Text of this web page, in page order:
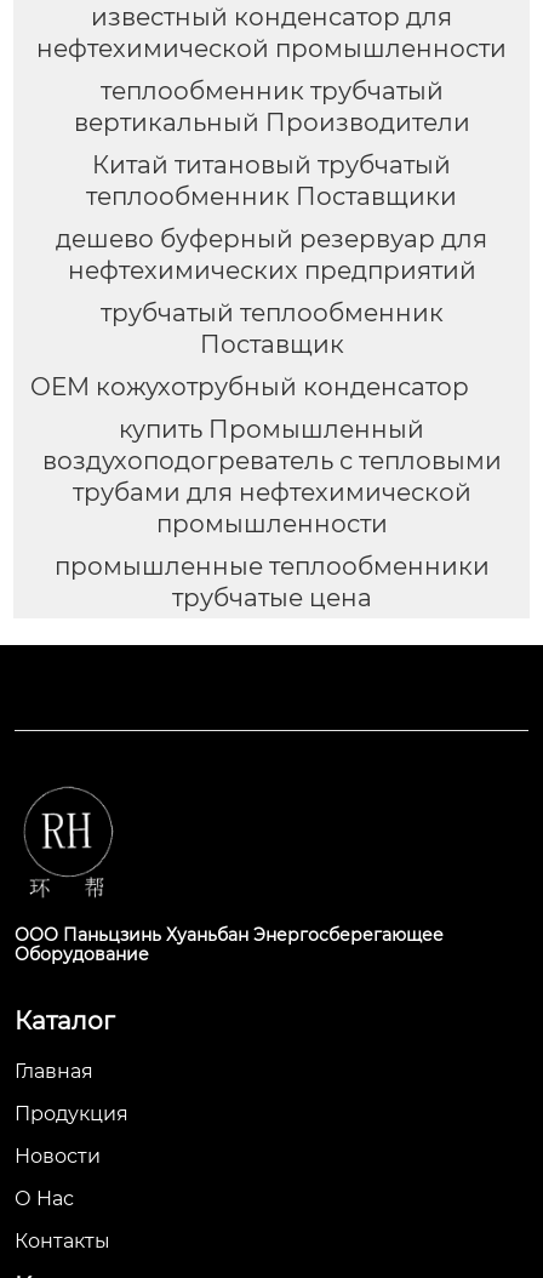
известный конденсатор для
нефтехимической промышленности
теплообменник трубчатый
вертикальный Производители
Китай титановый трубчатый
теплообменник Поставщики
дешево буферный резервуар для
нефтехимических предприятий
трубчатый теплообменник
Поставщик
OEM кожухотрубный конденсатор
купить Промышленный
воздухоподогреватель с тепловыми
трубами для нефтехимической
промышленности
промышленные теплообменники
трубчатые цена
ООО Паньцзинь Хуаньбан Энергосберегающее
Оборудование
Каталог
Главная
Продукция
Новости
О Hас
Контакты